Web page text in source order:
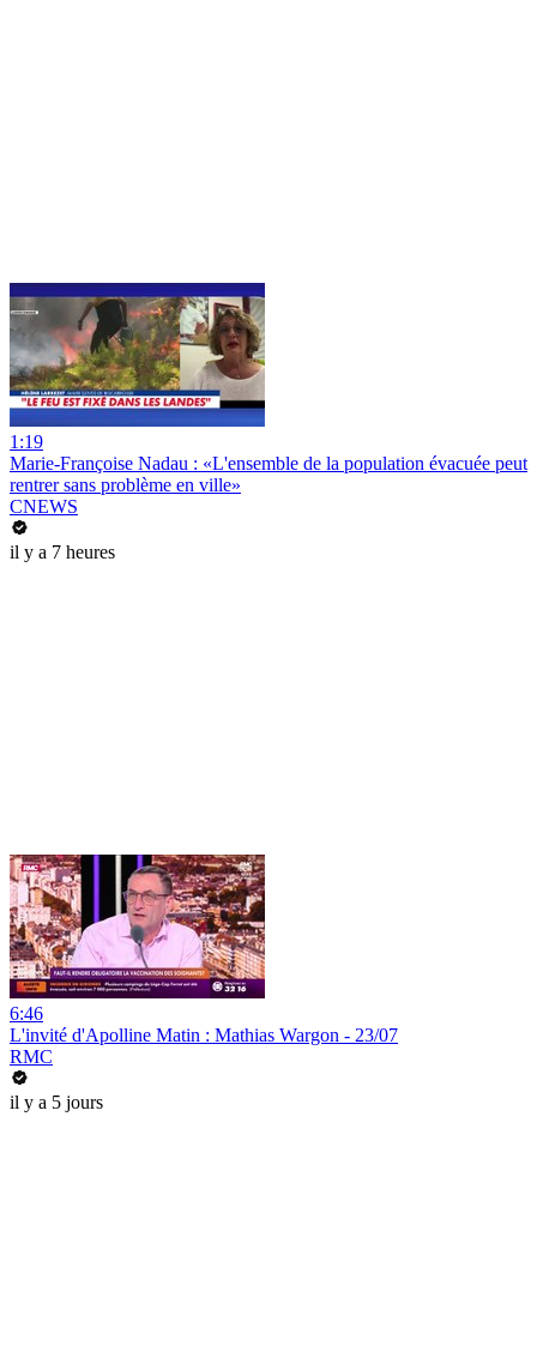
1:19
Marie-Françoise Nadau : «L'ensemble de la population évacuée peut
rentrer sans problème en ville»
CNEWS
il y a 7 heures
6:46
L'invité d'Apolline Matin : Mathias Wargon - 23/07
RMC
il y a 5 jours